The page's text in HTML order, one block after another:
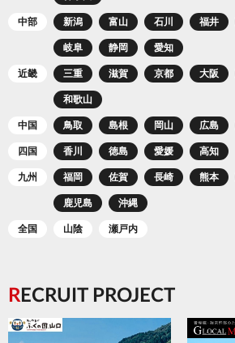
中部 新潟 富山 石川 福井
岐阜 静岡 愛知
近畿 三重 滋賀 京都 大阪
和歌山
中国 鳥取 島根 岡山 広島
四国 香川 徳島 愛媛 高知
九州 福岡 佐賀 長崎 熊本
鹿児島 沖縄
全国 山陰 瀬戸内
RECRUIT PROJECT